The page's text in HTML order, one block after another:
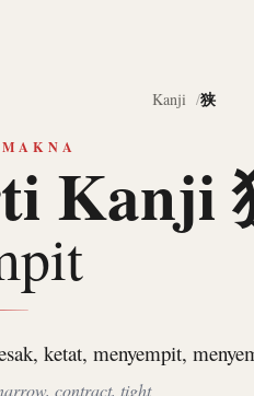
Kanji 狭
Kanji
ketat, menyempit,
contract, tight